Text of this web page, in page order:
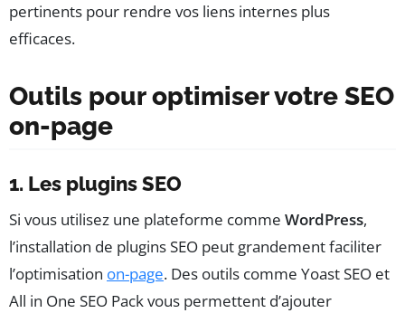
pertinents pour rendre vos liens internes plus
efficaces.
Outils pour optimiser votre SEO
on-page
1. Les plugins SEO
Si vous utilisez une plateforme comme WordPress,
l’installation de plugins SEO peut grandement faciliter
l’optimisation on-page. Des outils comme Yoast SEO et
All in One SEO Pack vous permettent d’ajouter